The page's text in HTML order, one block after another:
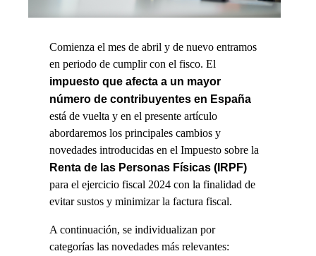
Comienza el mes de abril y de nuevo entramos
en periodo de cumplir con el fisco. El
impuesto que afecta a un mayor
número de contribuyentes en España
está de vuelta y en el presente artículo
abordaremos los principales cambios y
novedades introducidas en el Impuesto sobre la
Renta de las Personas Físicas (IRPF)
para el ejercicio fiscal 2024 con la finalidad de
evitar sustos y minimizar la factura fiscal.
A continuación, se individualizan por
categorías las novedades más relevantes: